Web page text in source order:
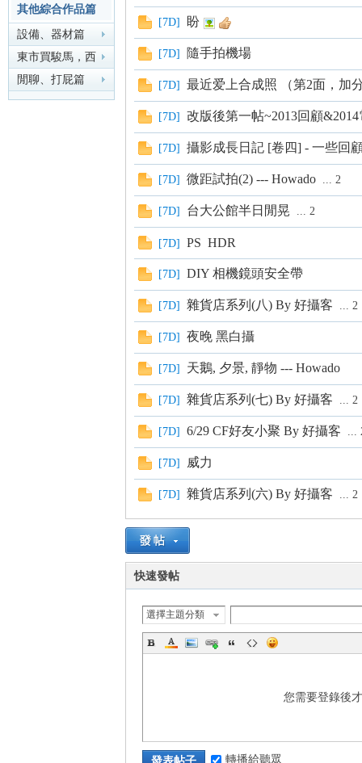
其他綜合作品篇
設備、器材篇
東市買駿馬，西
市買鞍韉，南市
買轡
閒聊、打屁篇
[7D] 盼
[7D] 隨手拍機場
[7D] 最近爱上合成照 （第2面，加
[7D] 改版後第一帖~2013回顧
[7D] 攝影成長日記 [卷四] - 一些回
[7D] 微距試拍(2) --- Howado ... 2
[7D] 台大公館半日閒晃 ... 2
[7D] PS HDR
[7D] DIY 相機鏡頭安全帶
[7D] 雜貨店系列(八) By 好攝客 ... 2
[7D] 夜晚 黑白攝
[7D] 天鵝, 夕景, 靜物 --- Howado
[7D] 雜貨店系列(七) By 好攝客 ... 2
[7D] 6/29 CF好友小聚 By 好攝客 ...
[7D] 威力
[7D] 雜貨店系列(六) By 好攝客 ... 2
快速發帖
選擇主題分類
您需要登錄後
發表帖子 轉播給聽眾